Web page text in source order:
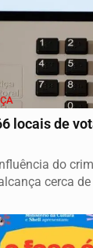
locais de
do
cerca